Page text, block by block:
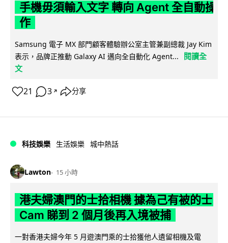
手機毋須輸入文字 轉向 Agent 全自動操
作
Samsung 電子 MX 部門顧客體驗辦公室主管兼副總裁 Jay Kim
表示，品牌正推動 Galaxy AI 邁向全自動化 Agent...
閱讀全
文
21 3 ↗ 分享
科技娛樂 生活娛樂 城中熱話
Lawton 15 小時
港夫婦澳門的士拾相機 據為己有被的士
Cam 睇到 2 個月後再入境被捕
一對香港夫婦今年 5 月遊澳門乘的士拾獲他人遺留相機及電